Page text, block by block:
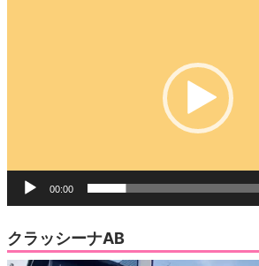
00:00
クラッシーナAB